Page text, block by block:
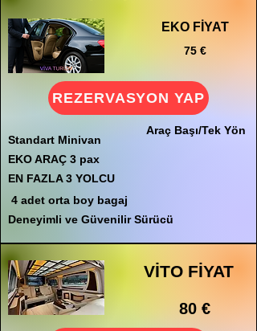
EKO FİYAT
75 €
REZERVASYON YAP
Standart Minivan
Araç Başı/Tek Yön
EKO ARAÇ 3 pax
EN FAZLA 3 YOLCU
4 adet orta boy bagaj
Deneyimli ve Güvenilir Sürücü
VİTO FİYAT
80 €